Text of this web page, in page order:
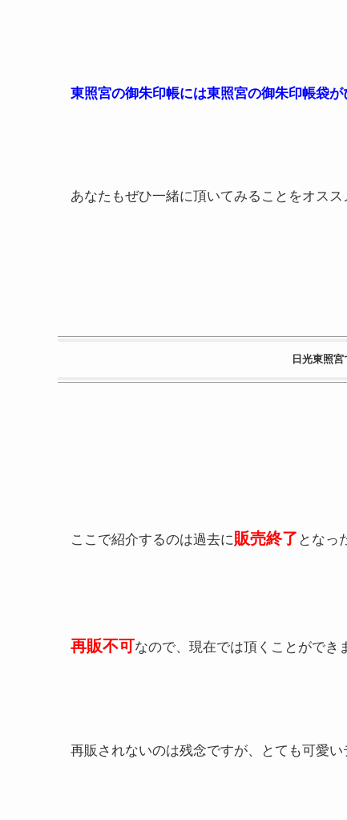
東照宮の御朱印帳には東照宮の御朱印帳袋が
あなたもぜひ一緒に頂いてみることをオスス
日光東照
ここで紹介するのは過去に販売終了 となっ
再販不可なので、現在では頂くことができ
再販されないのは残念ですが、とても可愛